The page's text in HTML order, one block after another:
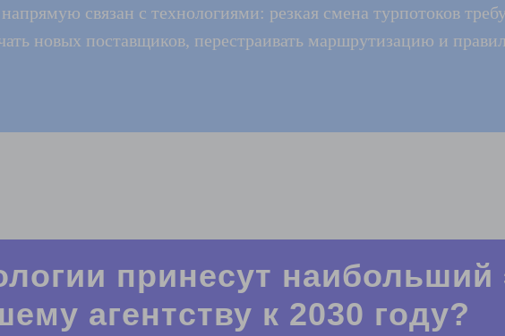
связан с технологиями: резкая смена турпотоков
новых поставщиков, перестраивать маршрутизацию и
принесут
агентству к 2030 году?